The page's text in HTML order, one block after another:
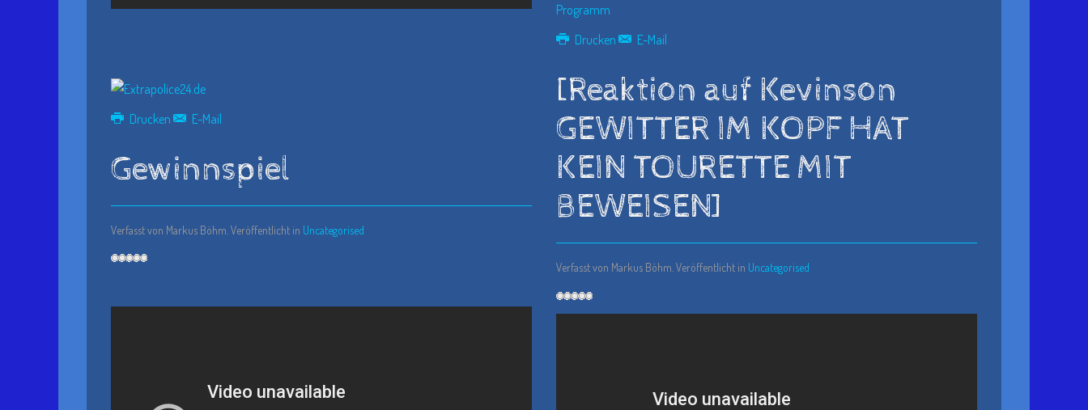
Drucken E-Mail
Gewinnspiel
Verfasst von Markus Böhm. Veröffentlicht in Uncategorised
Programm
Drucken
E-Mail
[Reaktion auf Kevinson
GEWITTER IM KOPF HAT
KEIN TOURETTE MIT
BEWEISEN]
Verfasst von Markus Böhm. Veröffentlicht in Uncategorised